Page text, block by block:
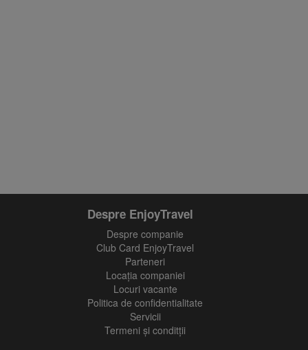
Despre EnjoyTravel
Despre companie
Club Card EnjoyTravel
Parteneri
Locaţia companiei
Locuri vacante
Politica de confidentialitate
Servicii
Termeni și conditții